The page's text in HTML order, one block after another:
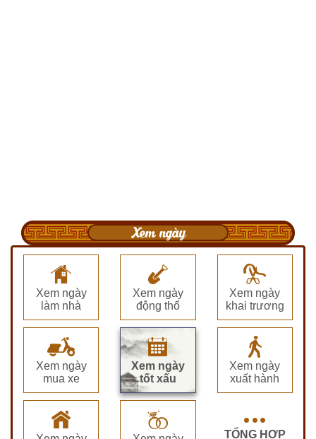
Xem ngày
Xem ngày
làm nhà
Xem ngày
động thổ
Xem ngày
khai trương
Xem ngày
mua xe
Xem ngày
tốt xấu
Xem ngày
xuất hành
TỔNG HỢP